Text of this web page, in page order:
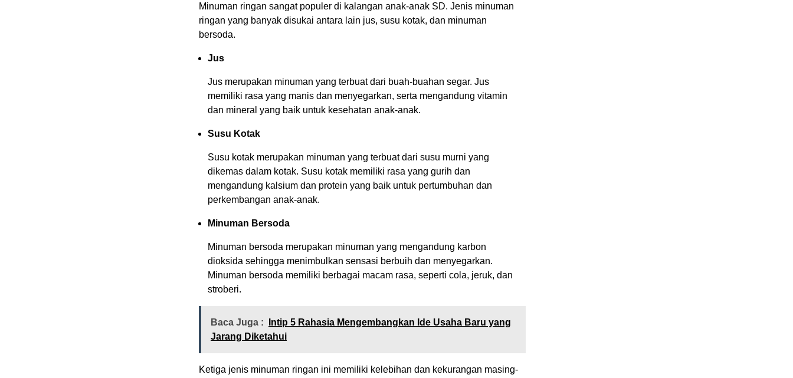
Minuman ringan sangat populer di kalangan anak-anak SD. Jenis minuman
ringan yang banyak disukai antara lain jus, susu kotak, dan minuman
bersoda.
Jus
Jus merupakan minuman yang terbuat dari buah-buahan segar. Jus
memiliki rasa yang manis dan menyegarkan, serta mengandung vitamin
dan mineral yang baik untuk kesehatan anak-anak.
Susu Kotak
Susu kotak merupakan minuman yang terbuat dari susu murni yang
dikemas dalam kotak. Susu kotak memiliki rasa yang gurih dan
mengandung kalsium dan protein yang baik untuk pertumbuhan dan
perkembangan anak-anak.
Minuman Bersoda
Minuman bersoda merupakan minuman yang mengandung karbon
dioksida sehingga menimbulkan sensasi berbuih dan menyegarkan.
Minuman bersoda memiliki berbagai macam rasa, seperti cola, jeruk, dan
stroberi.
Baca Juga :
Intip 5 Rahasia Mengembangkan Ide Usaha Baru yang
Jarang Diketahui
Ketiga jenis minuman ringan ini memiliki kelebihan dan kekurangan masing-